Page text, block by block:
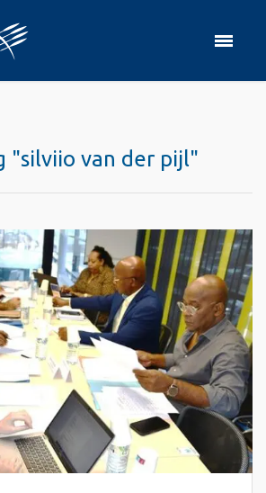
"silviio van der pijl"